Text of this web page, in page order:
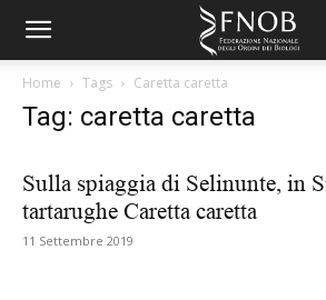
Home Tags Caretta caretta
Tag: caretta caretta
Sulla spiaggia di Selinunte, in
tartarughe Caretta caretta
11 Settembre 2019